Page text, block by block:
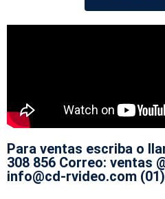
Para ventas escriba o
308 856 Correo: ventas
info@cd-rvideo.com